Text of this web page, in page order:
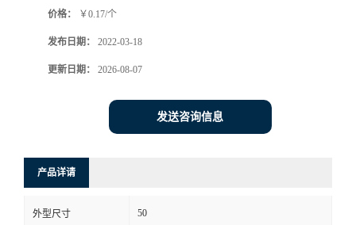
价格： ￥0.17/个
发布日期： 2022-03-18
更新日期： 2026-08-07
发送咨询信息
产品详请
外型尺寸 50